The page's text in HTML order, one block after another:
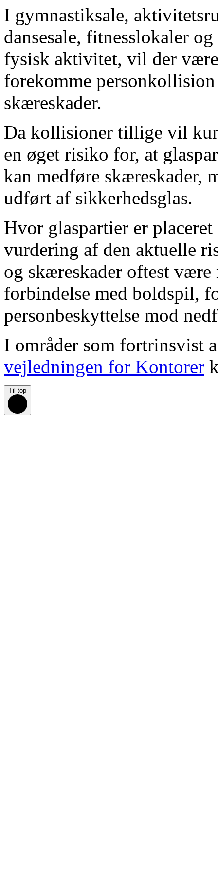
I gymnastiksale,
dansesale, fitnesslokaler
fysisk aktivitet, vil der
forekomme
skæreskader.
Da kollisioner tillige vil
en øget risiko for, at
kan medføre skæreskader,
udført af sikkerhedsglas.
Hvor glaspartier er
vurdering af den aktuelle
og skæreskader oftest
forbindelse med boldspil,
personbeskyttelse mod
I områder som fortrinsvist
vejledningen for Kontorer
Til top